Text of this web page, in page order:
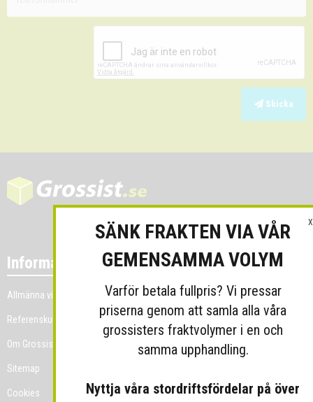
Skicka
Information
Allmänna villkor
Referenskunder
Om Grossist.se
Sitemap
Cookies
X
SÄNK FRAKTEN VIA VÅR
GEMENSAMMA VOLYM
Varför betala fullpris? Vi pressar
priserna genom att samla alla våra
grossisters fraktvolymer i en och
samma upphandling.
Nyttja våra stordriftsfördelar på över